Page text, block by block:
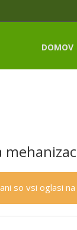
DOMOV
so vsi oglasi na